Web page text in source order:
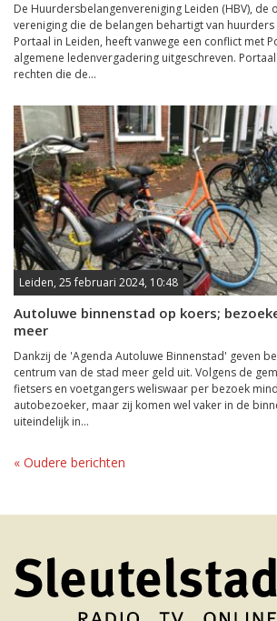
De Huurdersbelangenvereniging Leiden (HBV), de
vereniging die de belangen behartigt van
Portaal in Leiden, heeft vanwege een conflict met
algemene ledenvergadering uitgeschreven.
rechten die de...
Leiden, 25 februari 2024, 10:48
Autoluwe binnenstad op koers;
meer
Dankzij de 'Agenda Autoluwe Binnenstad' geven
centrum van de stad meer geld uit. Volgens de
fietsers en voetgangers weliswaar per bezoek
autobezoeker, maar zij komen wel vaker in de
uiteindelijk in...
« Oudere berichten